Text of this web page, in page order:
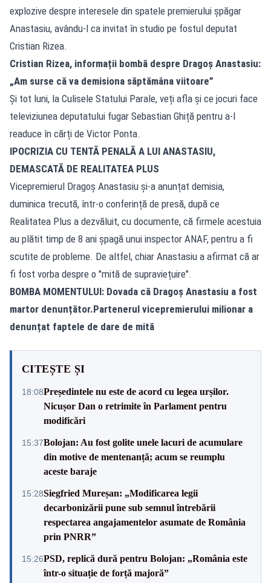
explozive despre interesele din spatele premierului șpăgar
Anastasiu, avându-l ca invitat în studio pe fostul deputat
Cristian Rizea.
Cristian Rizea, informații bombă despre Dragoș Anastasiu:
„Am surse că va demisiona săptămâna viitoare”
Și tot luni, la Culisele Statului Parale, veți afla și ce jocuri face
televiziunea deputatului fugar Sebastian Ghiță pentru a-l
readuce în cărți de Victor Ponta.
IPOCRIZIA CU TENTĂ PENALĂ A LUI ANASTASIU,
DEMASCATĂ DE REALITATEA PLUS
Vicepremierul Dragoș Anastasiu și-a anunțat demisia,
duminica trecută, într-o conferință de presă, după ce
Realitatea Plus a dezvăluit, cu documente, că firmele acestuia
au plătit timp de 8 ani șpagă unui inspector ANAF, pentru a fi
scutite de probleme. De altfel, chiar Anastasiu a afirmat că ar
fi fost vorba despre o "mită de supraviețuire".
BOMBA MOMENTULUI: Dovada că Dragoș Anastasiu a fost
martor denunțător.Partenerul vicepremierului milionar a
denunțat faptele de dare de mită
CITEȘTE ȘI
18:08Președintele nu este de acord cu legea urșilor.
Nicușor Dan o retrimite în Parlament pentru
modificări
15:37Bolojan: Au fost golite unele lacuri de acumulare
din motive de mentenanță; acum se reumplu
aceste baraje
15:28Siegfried Mureșan: „Modificarea legii
decarbonizării pune sub semnul întrebării
respectarea angajamentelor asumate de România
prin PNRR”
15:26PSD, replică dură pentru Bolojan: „România este
într-o situație de forță majoră”